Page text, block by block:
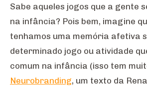
Sabe aqueles jogos que a gente
na infância? Pois bem, imagine
tenhamos uma memória afetiva
determinado jogo ou atividade
comum na infância (isso tem
Neurobranding, um texto da